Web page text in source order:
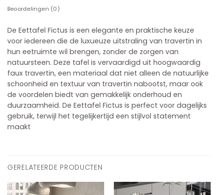
Beoordelingen (0)
De Eettafel Fictus is een elegante en praktische keuze
voor iedereen die de luxueuze uitstraling van travertin in
hun eetruimte wil brengen, zonder de zorgen van
natuursteen. Deze tafel is vervaardigd uit hoogwaardig
faux travertin, een materiaal dat niet alleen de natuurlijke
schoonheid en textuur van travertin nabootst, maar ook
de voordelen biedt van gemakkelijk onderhoud en
duurzaamheid. De Eettafel Fictus is perfect voor dagelijks
gebruik, terwijl het tegelijkertijd een stijlvol statement
maakt
GERELATEERDE PRODUCTEN